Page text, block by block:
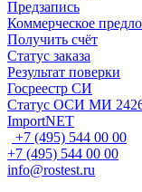
Предзапись
Коммерческое
Получить счёт
Статус заказа
Результат поверки
Госреестр СИ
Статус ОСИ МИ
ImportNET
+7 (495) 544 00 00
+7 (495) 544 00 00
info@rostest.ru